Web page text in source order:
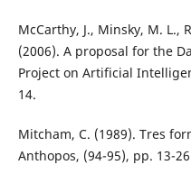
McCarthy, J., Minsky, M. L.,
(2006). A proposal for the
Project on Artificial
14.
Mitcham, C. (1989). Tres
Anthopos, (94-95), pp. 13-